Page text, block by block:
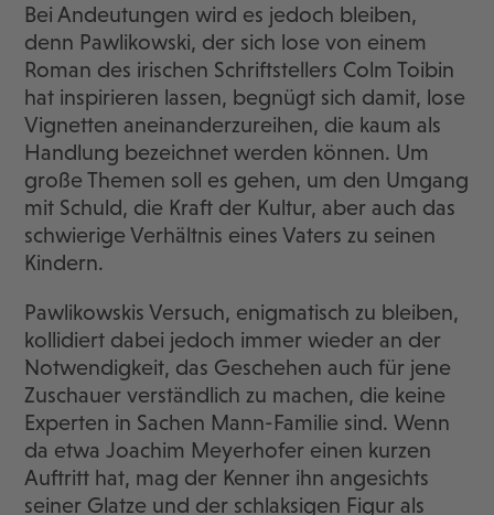
Bei Andeutungen wird es jedoch bleiben,
denn Pawlikowski, der sich lose von einem
Roman des irischen Schriftstellers Colm Toibin
hat inspirieren lassen, begnügt sich damit, lose
Vignetten aneinanderzureihen, die kaum als
Handlung bezeichnet werden können. Um
große Themen soll es gehen, um den Umgang
mit Schuld, die Kraft der Kultur, aber auch das
schwierige Verhältnis eines Vaters zu seinen
Kindern.
Pawlikowskis Versuch, enigmatisch zu bleiben,
kollidiert dabei jedoch immer wieder an der
Notwendigkeit, das Geschehen auch für jene
Zuschauer verständlich zu machen, die keine
Experten in Sachen Mann-Familie sind. Wenn
da etwa Joachim Meyerhofer einen kurzen
Auftritt hat, mag der Kenner ihn angesichts
seiner Glatze und der schlaksigen Figur als